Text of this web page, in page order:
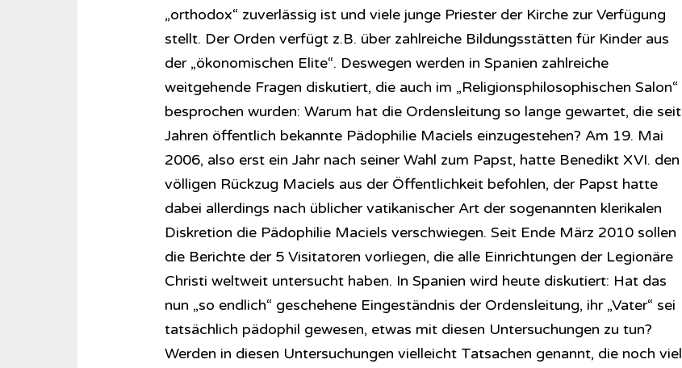
„orthodox“ zuverlässig ist und viele junge Priester der Kirche zur Verfügung
stellt. Der Orden verfügt z.B. über zahlreiche Bildungsstätten für Kinder aus
der „ökonomischen Elite“. Deswegen werden in Spanien zahlreiche
weitgehende Fragen diskutiert, die auch im „Re­li­gi­ons­phi­lo­so­phi­sch­en Salon“
besprochen wurden: Warum hat die Ordensleitung so lange gewartet, die seit
Jahren öffentlich bekannte Pädophilie Maciels einzugestehen? Am 19. Mai
2006, also erst ein Jahr nach seiner Wahl zum Papst, hatte Benedikt XVI. den
völligen Rückzug Maciels aus der Öffentlichkeit befohlen, der Papst hatte
dabei allerdings nach üblicher vatikanischer Art der sogenannten klerikalen
Diskretion die Pädophilie Maciels verschwiegen. Seit Ende März 2010 sollen
die Berichte der 5 Visitatoren vorliegen, die alle Einrichtungen der Legionäre
Christi weltweit untersucht haben. In Spanien wird heute diskutiert: Hat das
nun „so endlich“ geschehene Eingeständnis der Ordensleitung, ihr „Vater“ sei
tatsächlich pädophil gewesen, etwas mit diesen Untersuchungen zu tun?
Werden in diesen Untersuchungen vielleicht Tatsachen genannt, die noch viel